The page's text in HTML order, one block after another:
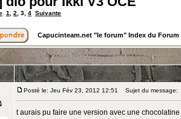
1 2 3 4 Suivante
Capucinteam.net "le forum" Index du Forum
Posté le: Jeu Fév 23, 2012 12:51 Sujet du message:
t aurais pu faire une version avec une